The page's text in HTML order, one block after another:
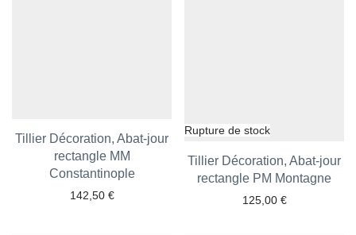
Tillier Décoration, Abat-jour
rectangle MM
Constantinople
142,50 €
Ajouter aux favoris
Tillier Décoration, Abat-jour
rectangle PM Montagne
125,00 €
Ajouter aux favoris